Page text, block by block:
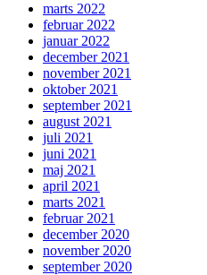
marts 2022
februar 2022
januar 2022
december 2021
november 2021
oktober 2021
september 2021
august 2021
juli 2021
juni 2021
maj 2021
april 2021
marts 2021
februar 2021
december 2020
november 2020
september 2020